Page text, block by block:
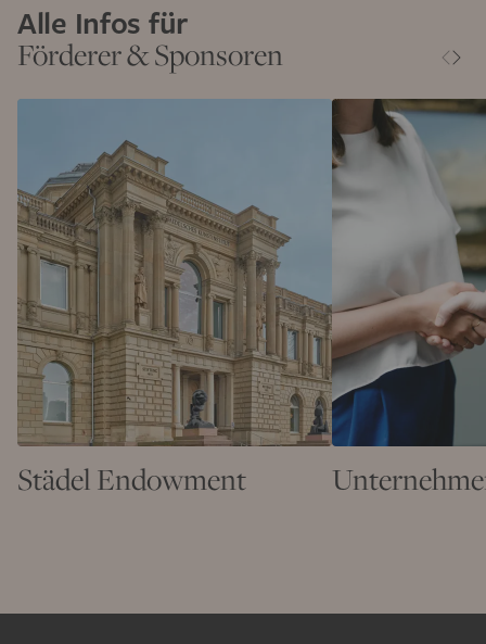
Alle Infos für
Förderer & Sponsoren
Städel Endowment